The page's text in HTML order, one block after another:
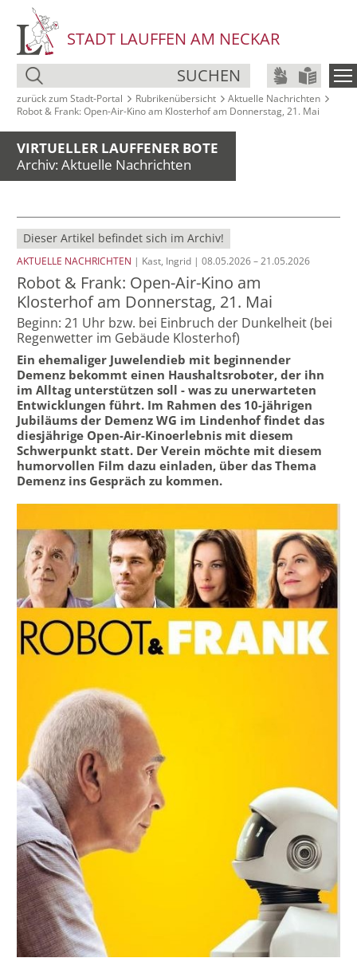
STADT LAUFFEN AM NECKAR
SUCHEN
zurück zum Stadt‑Portal Rubrikenübersicht
Aktuelle Nachrichten
Robot & Frank: Open-Air-Kino am Klosterhof am Donnerstag, 21. Mai
VIRTUELLER LAUFFENER BOTE
Archiv: Aktuelle Nachrichten
Dieser Artikel befindet sich im Archiv!
AKTUELLE NACHRICHTEN | Kast, Ingrid | 08.05.2026 – 21.05.2026
Robot & Frank: Open-Air-Kino am
Klosterhof am Donnerstag, 21. Mai
Beginn: 21 Uhr bzw. bei Einbruch der Dunkelheit (bei
Regenwetter im Gebäude Klosterhof)
Ein ehemaliger Juwelendieb mit beginnender
Demenz bekommt einen Haushaltsroboter, der ihn
im Alltag unterstützen soll - was zu unerwarteten
Entwicklungen führt. Im Rahmen des 10-jährigen
Jubiläums der Demenz WG im Lindenhof findet das
diesjährige Open-Air-Kinoerlebnis mit diesem
Schwerpunkt statt. Der Verein möchte mit diesem
humorvollen Film dazu einladen, über das Thema
Demenz ins Gespräch zu kommen.